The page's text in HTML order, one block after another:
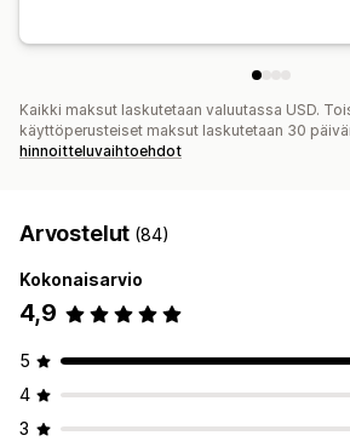
Kaikki maksut laskutetaan valuutassa USD.
käyttöperusteiset maksut laskutetaan 30
hinnoitteluvaihtoehdot
Arvostelut (84)
Kokonaisarvio
4,9
5
4
3